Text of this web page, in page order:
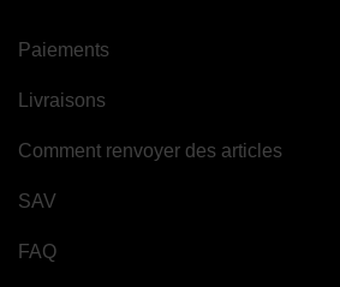
Paiements
Livraisons
Comment renvoyer des articles
SAV
FAQ